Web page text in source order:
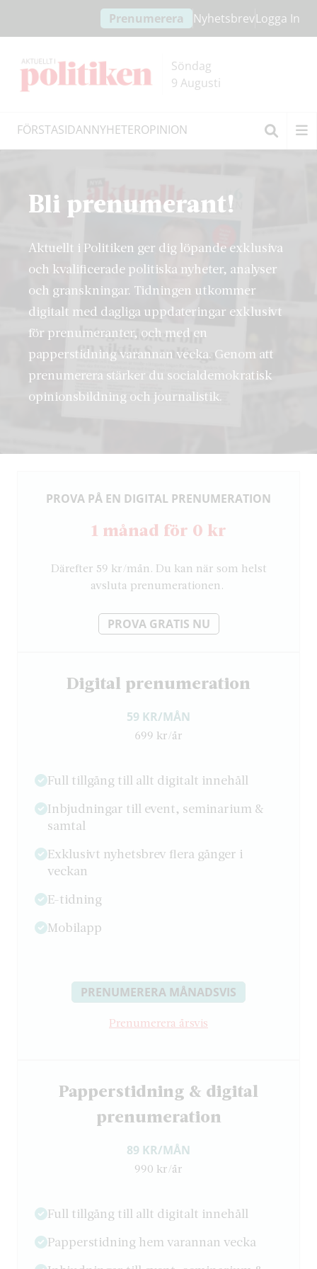
innehållet
headern
Prenumerera NyhetsbrevLogga In
Söndag
9 Augusti
FÖRSTASIDANNYHETEROPINION
Bli prenumerant!
Aktuellt i Politiken ger dig löpande exklusiva
och kvalificerade politiska nyheter, analyser
och granskningar. Tidningen utkommer
digitalt med dagliga uppdateringar exklusivt
för prenumeranter, och med en
papperstidning varannan vecka. Genom att
prenumerera stärker du socialdemokratisk
opinionsbildning och journalistik.
PROVA PÅ EN DIGITAL PRENUMERATION
1 månad för 0 kr
Därefter 59 kr/mån. Du kan när som helst
avsluta prenumerationen.
PROVA GRATIS NU
Digital prenumeration
59 KR/MÅN
699 kr/år
Full tillgång till allt digitalt innehåll
Inbjudningar till event, seminarium &
samtal
Exklusivt nyhetsbrev flera gånger i
veckan
E-tidning
Mobilapp
PRENUMERERA MÅNADSVIS
Prenumerera årsvis
Papperstidning & digital
prenumeration
89 KR/MÅN
990 kr/år
Full tillgång till allt digitalt innehåll
Papperstidning hem varannan vecka